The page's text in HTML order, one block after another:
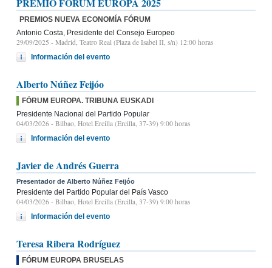
PREMIOS NUEVA ECONOMÍA FÓRUM
Antonio Costa, Presidente del Consejo Europeo
29/09/2025 - Madrid, Teatro Real (Plaza de Isabel II, s/n) 12:00 horas
Información del evento
Alberto Núñez Feijóo
FÓRUM EUROPA. TRIBUNA EUSKADI
Presidente Nacional del Partido Popular
04/03/2026 - Bilbao, Hotel Ercilla (Ercilla, 37-39) 9:00 horas
Información del evento
Javier de Andrés Guerra
Presentador de Alberto Núñez Feijóo
Presidente del Partido Popular del País Vasco
04/03/2026 - Bilbao, Hotel Ercilla (Ercilla, 37-39) 9:00 horas
Información del evento
Teresa Ribera Rodríguez
FÓRUM EUROPA BRUSELAS